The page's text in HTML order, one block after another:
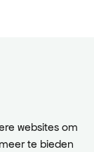
websites om
te bieden